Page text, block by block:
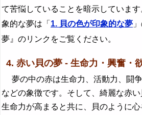
て苦悩していることを暗示していま
象的な夢は「 1. 貝の色が印象的な夢
夢』のリンクをご覧ください。
4. 赤い貝の夢 - 生命力・興奮・
夢の中の赤は生命力、活動力、闘
などの象徴です。そして、綺麗な赤い
生命力が高まると共に、貝のように